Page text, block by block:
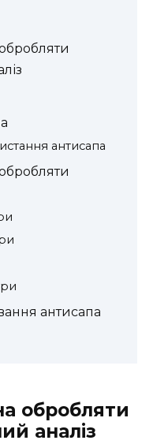
антисапа
антисапа
обробляти
аналіз